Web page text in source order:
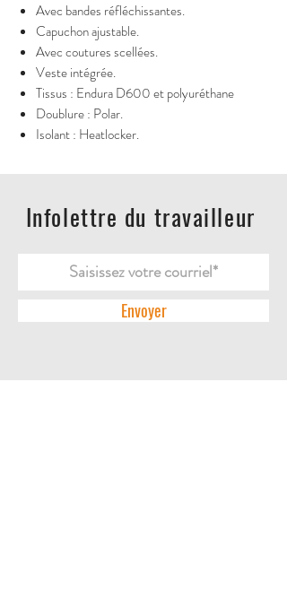
Avec bandes réfléchissantes.
Capuchon ajustable.
Avec coutures scellées.
Veste intégrée.
Tissus : Endura D600 et polyuréthane
Doublure : Polar.
Isolant : Heatlocker.
Infolettre du travailleur
Envoyer